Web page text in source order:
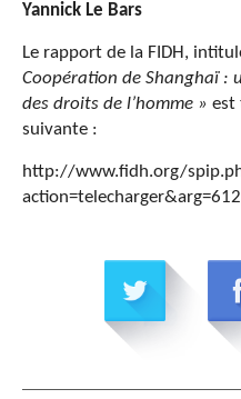
Yannick Le Bars
Le rapport de la FIDH,
Coopération de Shanghaï :
des droits de l’homme » est
suivante :
http://www.fidh.org/